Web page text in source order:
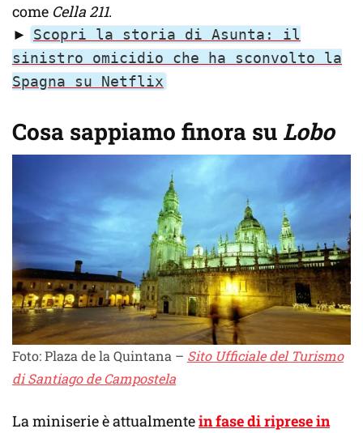
come Cella 211.
►
Scopri la storia di Asunta: il
sinistro omicidio che ha sconvolto la
Spagna su Netflix
Cosa sappiamo finora suLobo
Foto: Plaza de la Quintana – Sito Ufficiale del Turismo
di Santiago de Campostela
La miniserie è attualmentein fase di riprese in